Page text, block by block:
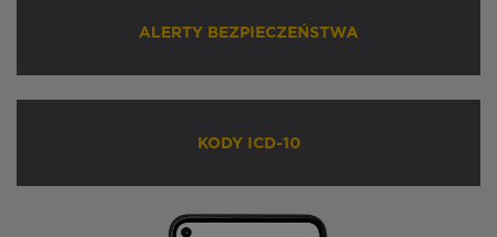
ALERTY BEZPIECZEŃSTWA
KODY ICD-10